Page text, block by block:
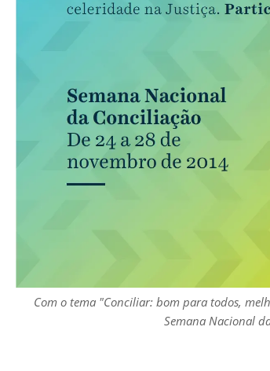
Com o tema "Conciliar: bom para todos,
Semana Nacional